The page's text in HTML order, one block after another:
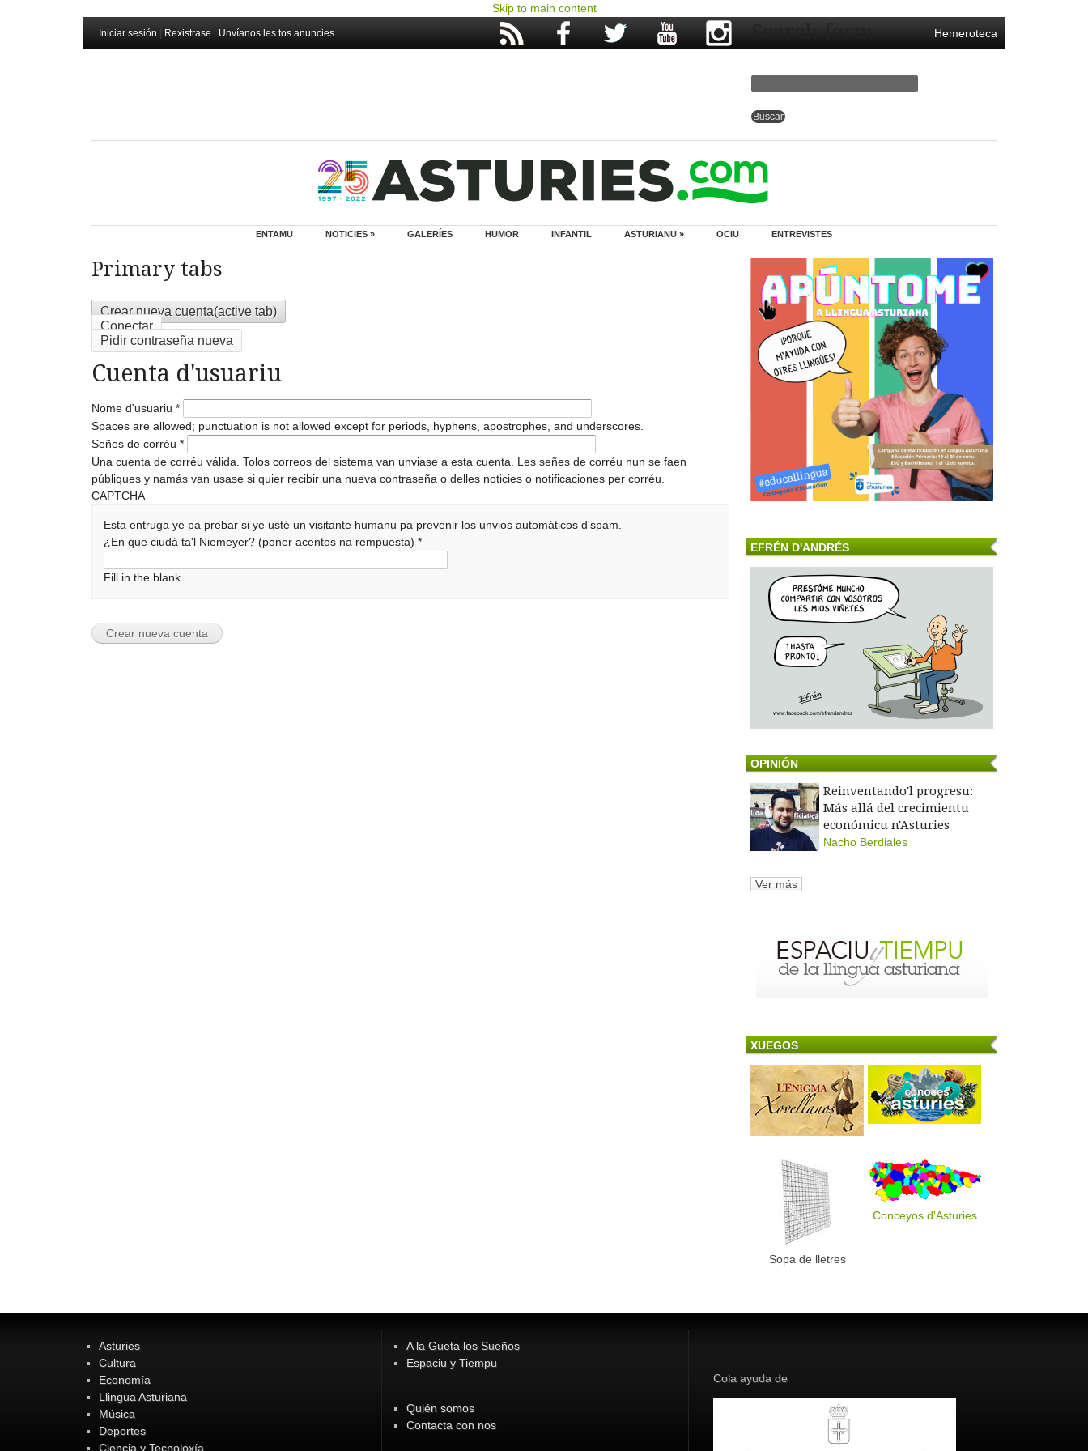
Skip to main content
Iniciar sesión Rexistrase Unvíanos les tos anuncies Hemeroteca
Search form
ENTAMU NOTICIES » GALERÍES HUMOR INFANTIL ASTURIANU » OCIU ENTREVISTES
Primary tabs
Crear nueva cuenta(active tab)
Conectar
Pidir contraseña nueva
Cuenta d'usuariu
Nome d'usuariu *
Spaces are allowed; punctuation is not allowed except for periods, hyphens, apostrophes, and underscores.
Señes de corréu *
Una cuenta de corréu válida. Tolos correos del sistema van unviase a esta cuenta. Les señes de corréu nun se faen
públiques y namás van usase si quier recibir una nueva contraseña o delles noticies o notificaciones per corréu.
CAPTCHA
Esta entruga ye pa prebar si ye usté un visitante humanu pa prevenir los unvios automáticos d'spam.
¿En que ciudá ta'l Niemeyer? (poner acentos na rempuesta)*
Fill in the blank.
EFRÉN D'ANDRÉS
OPINIÓN
Reinventando'l progresu:
Más allá del crecimientu
económicu n'Asturies
Nacho Berdiales
Ver más
XUEGOS
Sopa de lletres
Conceyos d'Asturies
Asturies
Cultura
Economía
Llingua Asturiana
Música
Deportes
Ciencia y Tecnoloxía
A la Gueta los Sueños
Espaciu y Tiempu
Quién somos
Contacta con nos
Cola ayuda de